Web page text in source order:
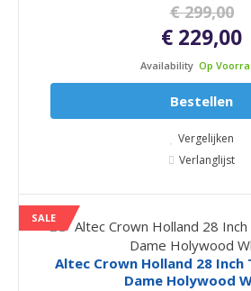
€ 299,00
€ 229,00
Availability Op
Bestellen
Vergelijken
Verlanglijst
SALE
Altec Crown Holland 28
Dame Holywood